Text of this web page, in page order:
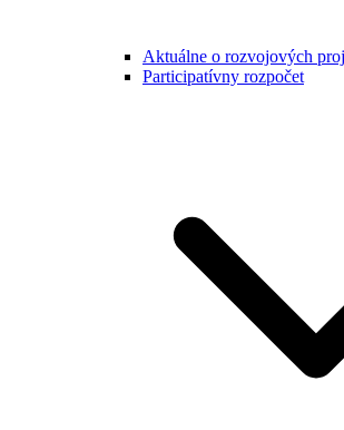
Aktuálne o rozvojových
Participatívny rozpočet